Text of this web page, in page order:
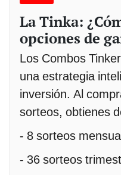
La Tinka:
opciones de
Los Combos
una estrategia
inversión. Al
sorteos, obtienes
- 8 sorteos
- 36 sorteos